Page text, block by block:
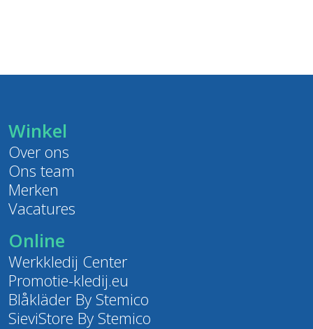
Winkel
Over ons
Ons team
Merken
Vacatures
Online
Werkkledij Center
Promotie-kledij.eu
Blåkläder By Stemico
SieviStore By Stemico